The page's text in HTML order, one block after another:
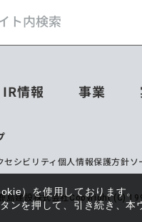
）を使用しております。
ンを押して、引き続き、本
IR情報 事業
セシビリティ個人情報保護方針ソ
島建設株式会社Copyright (C)